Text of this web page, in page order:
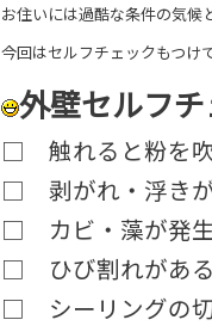
お住いには過酷な条件の気候
今回はセルフチェックもつけ
外壁セルフ
□ 触れると粉を
□ 剥がれ・浮き
□ カビ・藻が発
□ ひび割れがある
□ シーリングの